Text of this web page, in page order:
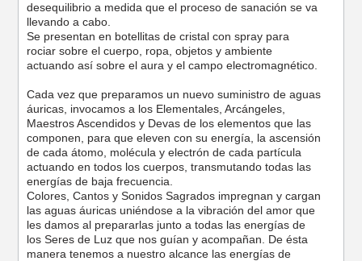
desequilibrio a medida que el proceso de sanación se va
llevando a cabo.
Se presentan en botellitas de cristal con spray para
rociar sobre el cuerpo, ropa, objetos y ambiente
actuando así sobre el aura y el campo electromagnético.
Cada vez que preparamos un nuevo suministro de aguas
áuricas, invocamos a los Elementales, Arcángeles,
Maestros Ascendidos y Devas de los elementos que las
componen, para que eleven con su energía, la ascensión
de cada átomo, molécula y electrón de cada partícula
actuando en todos los cuerpos, transmutando todas las
energías de baja frecuencia.
Colores, Cantos y Sonidos Sagrados impregnan y cargan
las aguas áuricas uniéndose a la vibración del amor que
les damos al prepararlas junto a todas las energías de
los Seres de Luz que nos guían y acompañan. De ésta
manera tenemos a nuestro alcance las energías de